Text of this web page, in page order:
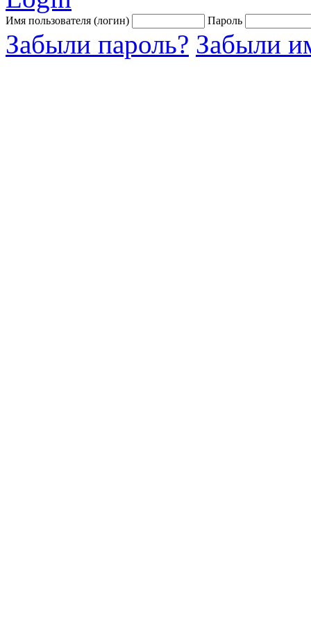
Имя пользователя (логин) Пароль
Забыли пароль? Забыли